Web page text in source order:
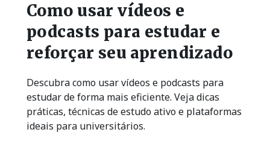
Como usar vídeos e
podcasts para estudar e
reforçar seu aprendizado
Descubra como usar vídeos e podcasts para
estudar de forma mais eficiente. Veja dicas
práticas, técnicas de estudo ativo e plataformas
ideais para universitários.